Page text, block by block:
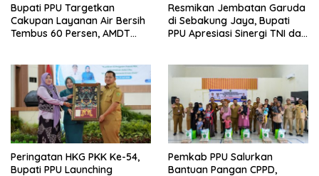
Bupati PPU Targetkan
Cakupan Layanan Air Bersih
Tembus 60 Persen, AMDT
Resmikan Jembatan Garuda
di Sebakung Jaya, Bupati
PPU Apresiasi Sinergi TNI dan
Peringatan HKG PKK Ke-54,
Bupati PPU Launching
Pemkab PPU Salurkan
Bantuan Pangan CPPD,